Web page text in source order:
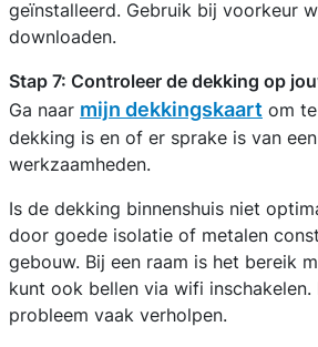
geïnstalleerd. Gebruik bij voorkeur
downloaden.
Stap 7: Controleer de dekking op
Ga naar mijn dekkingskaart om
dekking is en of er sprake is van
werkzaamheden.
Is de dekking binnenshuis niet
door goede isolatie of metalen
gebouw. Bij een raam is het bereik
kunt ook bellen via wifi
probleem vaak verholpen.